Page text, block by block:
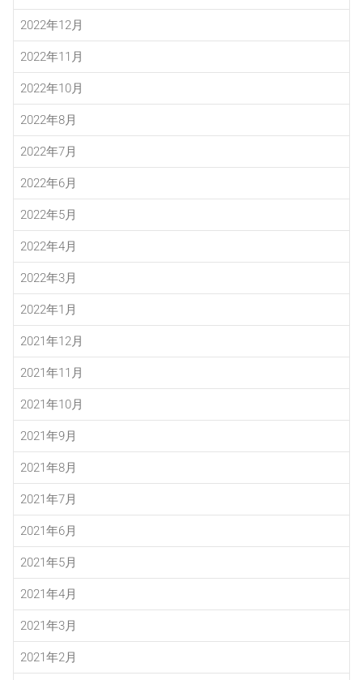
2022年12月
2022年11月
2022年10月
2022年8月
2022年7月
2022年6月
2022年5月
2022年4月
2022年3月
2022年1月
2021年12月
2021年11月
2021年10月
2021年9月
2021年8月
2021年7月
2021年6月
2021年5月
2021年4月
2021年3月
2021年2月